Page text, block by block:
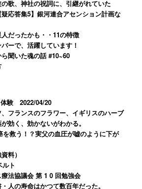
歌、神社の祝詞に、引継がれていた
応答集5】銀河連合アセンション計画な
だったかも・・11の特徴
ーで、活躍しています！
聞いた魂の話 #10~60
験 2022/04/20
フランスのフラワー、イギリスのハーブ
効く、効かないがわかる。
救う！？実父の血圧が嘘のように下が
料）
ト
法協議会 第 1 0 回勉強会
人の寿命はかつて数百年だった。